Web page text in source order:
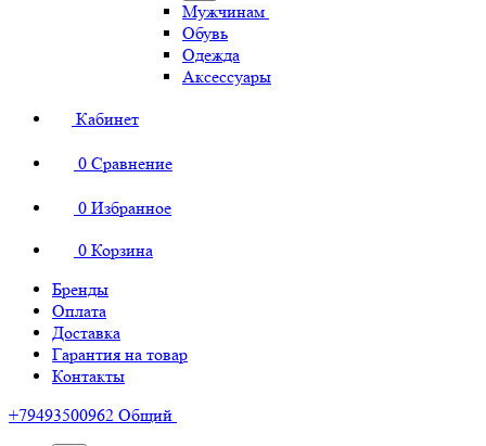
Мужчинам
Обувь
Одежда
Аксессуары
Кабинет
0 Сравнение
0 Избранное
0 Корзина
Бренды
Оплата
Доставка
Гарантия на товар
Контакты
+79493500962 Общий